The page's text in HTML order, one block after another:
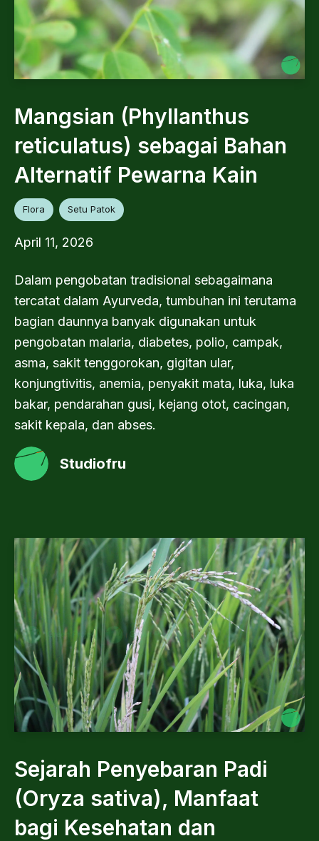
Mangsian (Phyllanthus
reticulatus) sebagai Bahan
Alternatif Pewarna Kain
Flora Setu Patok
April 11, 2026
Dalam pengobatan tradisional sebagaimana
tercatat dalam Ayurveda, tumbuhan ini terutama
bagian daunnya banyak digunakan untuk
pengobatan malaria, diabetes, polio, campak,
asma, sakit tenggorokan, gigitan ular,
konjungtivitis, anemia, penyakit mata, luka, luka
bakar, pendarahan gusi, kejang otot, cacingan,
sakit kepala, dan abses.
Studiofru
Sejarah Penyebaran Padi
(Oryza sativa), Manfaat
bagi Kesehatan dan